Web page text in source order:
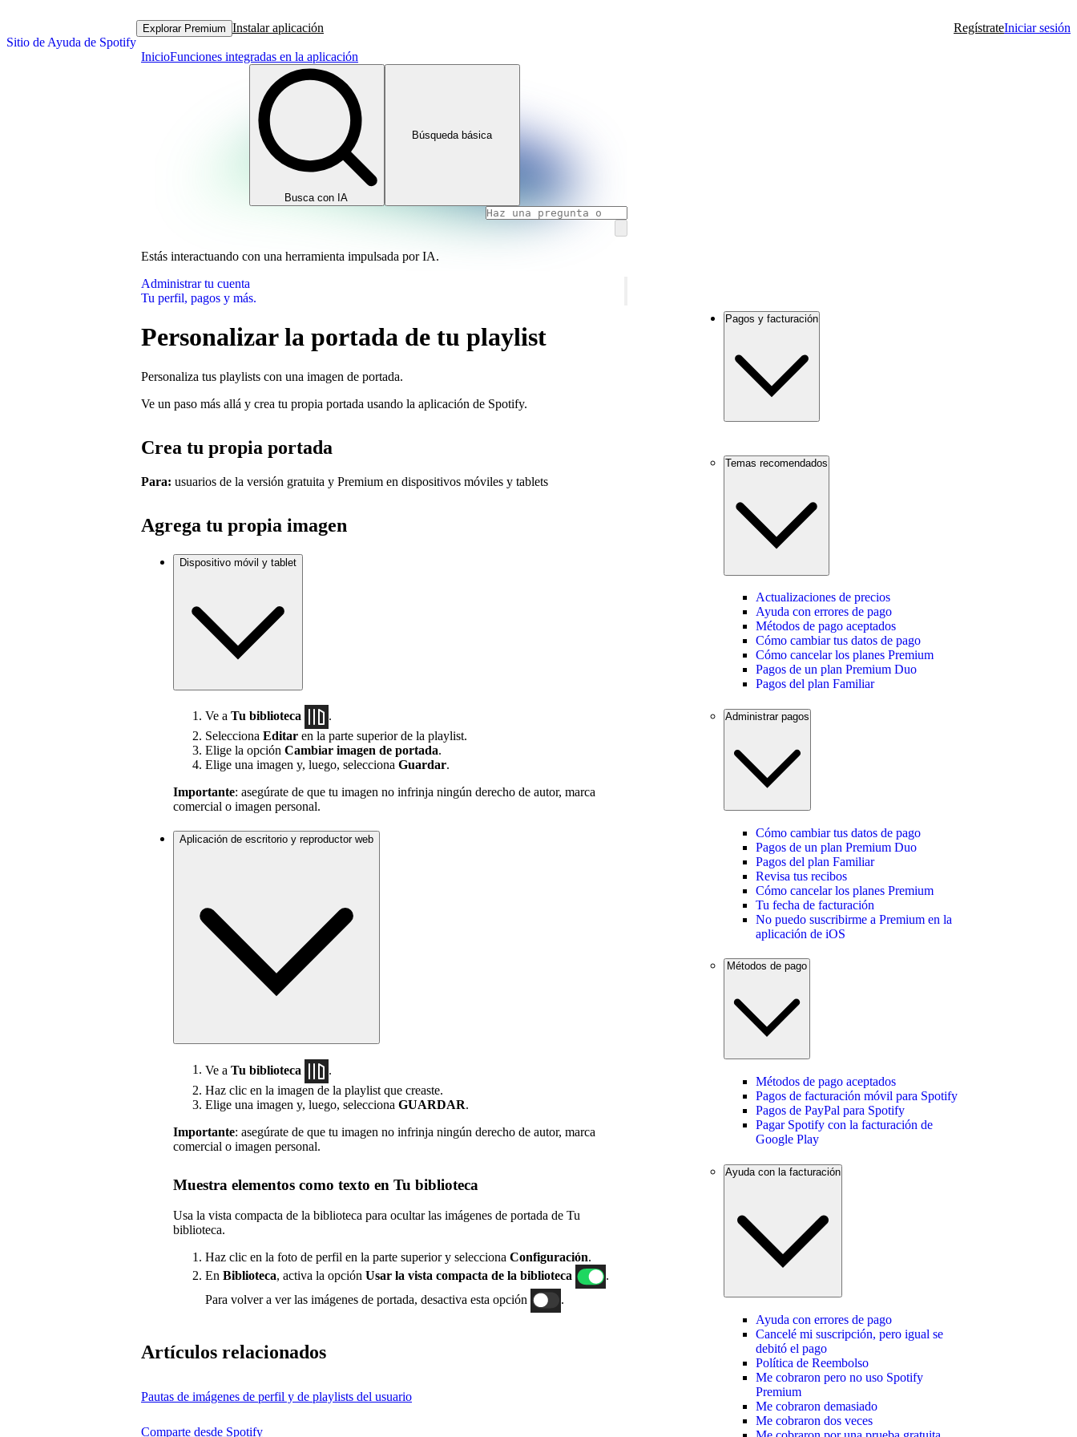
Sitio de Ayuda de Spotify
Explorar Premium Instalar aplicación RegístrateIniciar sesión
InicioFunciones integradas en la aplicación
Busca con IA
Búsqueda básica
Estás interactuando con una herramienta impulsada por IA.
Administrar tu cuenta
Tu perfil, pagos y más.
Personalizar la portada de tu playlist
Personaliza tus playlists con una imagen de portada.
Ve un paso más allá y crea tu propia portada usando la aplicación de Spotify.
Crea tu propia portada
Para: usuarios de la versión gratuita y Premium en dispositivos móviles y tablets
Agrega tu propia imagen
Dispositivo móvil y tablet
Ve a Tu biblioteca
.
Selecciona Editar en la parte superior de la playlist.
Elige la opción Cambiar imagen de portada.
Elige una imagen y, luego, selecciona Guardar.
Importante: asegúrate de que tu imagen no infrinja ningún derecho de autor, marca
comercial o imagen personal.
Aplicación de escritorio y reproductor web
Ve a Tu biblioteca
Haz clic en la imagen de la playlist que creaste.
Elige una imagen y, luego, selecciona GUARDAR.
Importante: asegúrate de que tu imagen no infrinja ningún derecho de autor, marca
comercial o imagen personal.
Muestra elementos como texto en Tu biblioteca
Usa la vista compacta de la biblioteca para ocultar las imágenes de portada de Tu
biblioteca.
Haz clic en la foto de perfil en la parte superior y selecciona Configuración.
En Biblioteca, activa la opción Usar la vista compacta de la biblioteca
.
Para volver a ver las imágenes de portada, desactiva esta opción
.
Artículos relacionados
Pautas de imágenes de perfil y de playlists del usuario
Comparte desde Spotify
Pagos y facturación
Temas recomendados
Actualizaciones de precios
Ayuda con errores de pago
Métodos de pago aceptados
Cómo cambiar tus datos de pago
Cómo cancelar los planes Premium
Pagos de un plan Premium Duo
Pagos del plan Familiar
Administrar pagos
Cómo cambiar tus datos de pago
Pagos de un plan Premium Duo
Pagos del plan Familiar
Revisa tus recibos
Cómo cancelar los planes Premium
Tu fecha de facturación
No puedo suscribirme a Premium en la
aplicación de iOS
Métodos de pago aceptados
Pagos de facturación móvil para Spotify
Pagos de PayPal para Spotify
Pagar Spotify con la facturación de
Google Play
Ayuda con la facturación
Ayuda con errores de pago
Cancelé mi suscripción, pero igual se
debitó el pago
Política de Reembolso
Me cobraron pero no uso Spotify
Premium
Me cobraron demasiado
Me cobraron dos veces